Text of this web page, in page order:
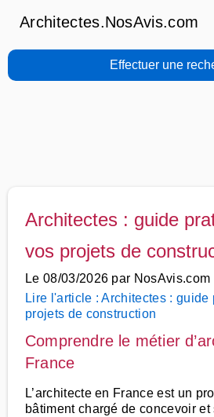
Architectes.NosAvis.com
Effectuer une
Architectes : guide
vos projets de
Le 08/03/2026 par NosAvis.com
Lire l'article :Architectes : guide
projets de construction
Comprendre le métier
France
L’architecte en France est un
bâtiment chargé de concevoir et